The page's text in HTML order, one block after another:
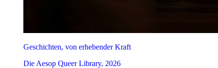
Geschichten, von erhebender Kraft
Die Aesop Queer Library, 2026